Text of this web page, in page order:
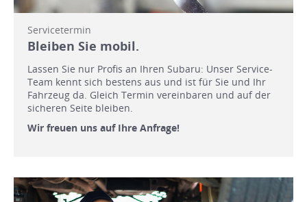
Servicetermin
Bleiben Sie mobil.
Lassen Sie nur Profis an Ihren Subaru: Unser Service-
Team kennt sich bestens aus und ist für Sie und Ihr
Fahrzeug da. Gleich Termin vereinbaren und auf der
sicheren Seite bleiben.
Wir freuen uns auf Ihre Anfrage!